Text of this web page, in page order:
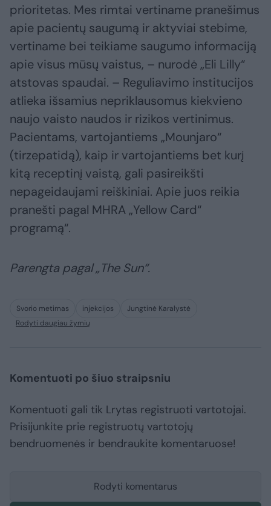
prioritetas. Mes rimtai vertiname pranešimus
apie pacientų saugumą ir aktyviai stebime,
vertiname bei teikiame saugumo informaciją
apie visus mūsų vaistus, – nurodė „Eli Lilly“
atstovas spaudai. – Reguliavimo institucijos
atlieka išsamius nepriklausomus kiekvieno
naujo vaisto naudos ir rizikos vertinimus.
Pacientams, vartojantiems „Mounjaro“
(tirzepatidą), kaip ir vartojantiems bet kurį
kitą receptinį vaistą, gali pasireikšti
nepageidaujami reiškiniai. Apie juos reikia
pranešti pagal MHRA „Yellow Card“
programą“.
Parengta pagal „The Sun“.
Svorio metimas injekcijos
Jungtinė Karalystė
Rodyti daugiau žymių
Komentuoti po šiuo straipsniu
Komentuoti gali tik Lrytas registruoti vartotojai.
Prisijunkite prie registruotų vartotojų
bendruomenės ir bendraukite komentaruose!
Rodyti komentarus